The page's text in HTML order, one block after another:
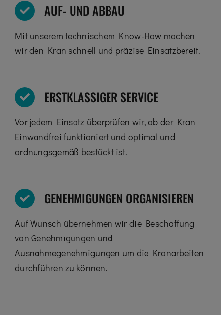
AUF- UND ABBAU
Mit unserem technischem Know-How machen
wir den Kran schnell und präzise Einsatzbereit.
ERSTKLASSIGER SERVICE
Vor jedem Einsatz überprüfen wir, ob der Kran
Einwandfrei funktioniert und optimal und
ordnungsgemäß bestückt ist.
GENEHMIGUNGEN ORGANISIEREN
Auf Wunsch übernehmen wir die Beschaffung
von Genehmigungen und
Ausnahmegenehmigungen um die Kranarbeiten
durchführen zu können.